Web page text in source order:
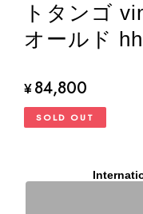
トタンゴ
オールド
¥84,800
SOLD OUT